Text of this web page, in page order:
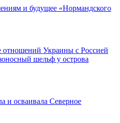
и будущее «Нормандского
Украины с Россией
шельф у острова
и осваивала Северное